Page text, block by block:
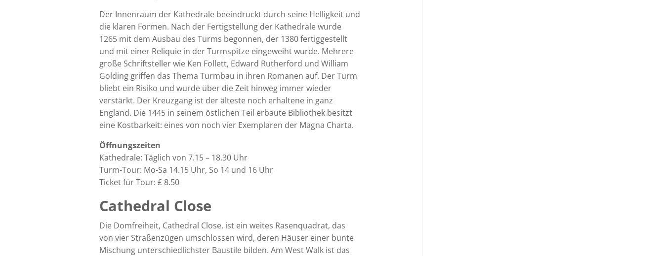
Der Innenraum der Kathedrale beeindruckt durch seine Helligkeit und
die klaren Formen. Nach der Fertigstellung der Kathedrale wurde
1265 mit dem Ausbau des Turms begonnen, der 1380 fertiggestellt
und mit einer Reliquie in der Turmspitze eingeweiht wurde. Mehrere
große Schriftsteller wie Ken Follett, Edward Rutherford und William
Golding griffen das Thema Turmbau in ihren Romanen auf. Der Turm
bliebt ein Risiko und wurde über die Zeit hinweg immer wieder
verstärkt. Der Kreuzgang ist der älteste noch erhaltene in ganz
England. Die 1445 in seinem östlichen Teil erbaute Bibliothek besitzt
eine Kostbarkeit: eines von noch vier Exemplaren der Magna Charta.
Öffnungszeiten
Kathedrale: Täglich von 7.15 – 18.30 Uhr
Turm-Tour: Mo-Sa 14.15 Uhr, So 14 und 16 Uhr
Ticket für Tour: £ 8.50
Cathedral Close
Die Domfreiheit, Cathedral Close, ist ein weites Rasenquadrat, das
von vier Straßenzügen umschlossen wird, deren Häuser einer bunte
Mischung unterschiedlichster Baustile bilden. Am West Walk ist das